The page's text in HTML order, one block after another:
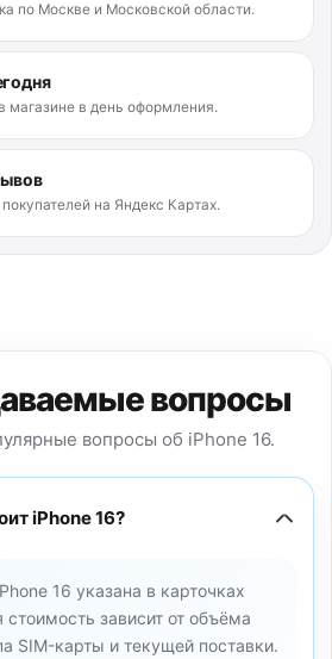
по Москве и Московской области.
магазине в день оформления.
на Яндекс Картах.
вопросы
вопросы об iPhone 16.
iPhone 16?
16 указана в карточках
стоимость зависит от объёма
SIM-карты и текущей поставки.